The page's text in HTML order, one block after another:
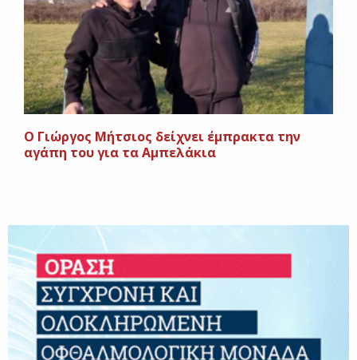
Ο Γιώργος Μήτσιος δείχνει έμπρακτα την
αγάπη του για τα Αμπελάκια